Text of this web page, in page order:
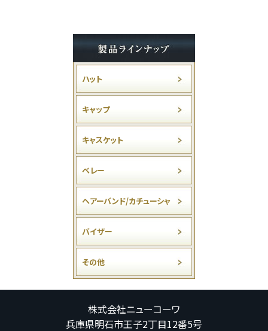
ハット
キャップ
キャスケット
ベレー
ヘアーバンド/カチューシャ
バイザー
その他
株式会社ニューコーワ
兵庫県明石市王子2丁目12番5号